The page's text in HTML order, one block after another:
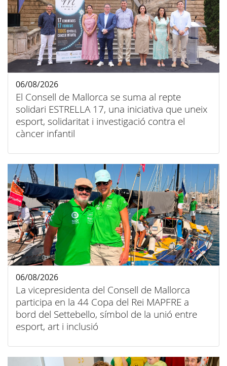
El Consell de Mallorca se suma al repte
solidari ESTRELLA 17, una iniciativa que uneix
esport, solidaritat i investigació contra el
càncer infantil
06/08/2026
La vicepresidenta del Consell de Mallorca
participa en la 44 Copa del Rei MAPFRE a
bord del Settebello, símbol de la unió entre
esport, art i inclusió
06/08/2026